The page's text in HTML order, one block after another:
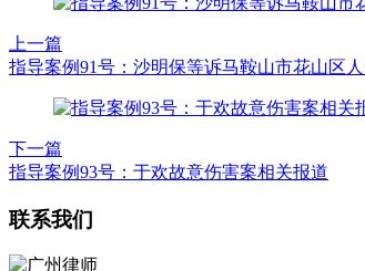
上一篇
指导案例91号：沙明保等诉马鞍山市花山区
下一篇
指导案例93号：于欢故意伤害案相关报道
联系我们